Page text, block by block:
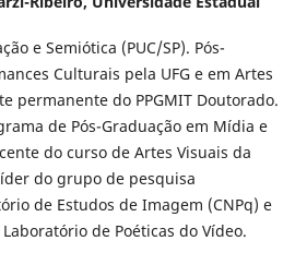
e Semiótica (PUC/SP). Pós-
Culturais pela UFG e em Artes
permanente do PPGMIT Doutorado.
de Pós-Graduação em Mídia e
do curso de Artes Visuais da
do grupo de pesquisa
de Estudos de Imagem (CNPq) e
de Poéticas do Vídeo.